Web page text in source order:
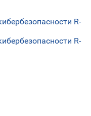
R-
R-